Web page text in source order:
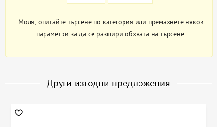
Моля, опитайте търсене по категория или премахнете някои
параметри за да се разшири обхвата на търсене.
Други изгодни предложения